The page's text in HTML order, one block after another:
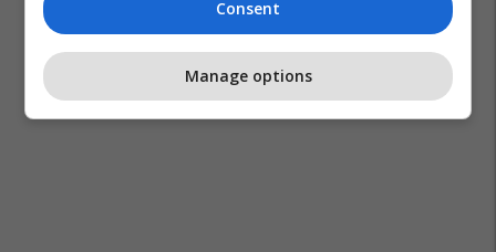
Consent
Manage options